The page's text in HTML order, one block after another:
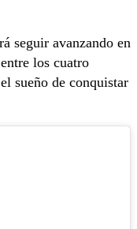
seguir avanzando en
los cuatro
sueño de conquistar